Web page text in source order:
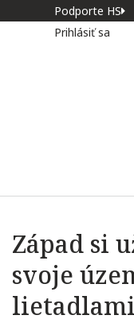
Podporte HS
Prihlásiť sa
Západ si
svoje
lietadlami